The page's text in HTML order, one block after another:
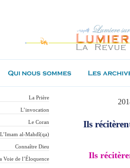
La Prière
L’invocation
Le Coran
L’Imam al-Mahdî(qa)
Connaître Dieu
Voie de l’Éloquence
Ils
Ils